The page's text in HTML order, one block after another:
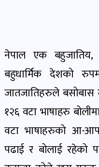
खबर
निर्माण
खबर
नेपाल एक बहुजातिय,
बहुधार्मिक देशको
जातजातिहरुले
१२६ वटा भाषाहरु
वटा भाषाहरुको आ-
पढाई र बोलाई रहेको